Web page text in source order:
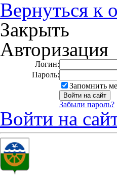
Вернуться к
Закрыть
Авторизация
Логин:
Пароль:
Запомнить
Забыли пароль?
Войти на